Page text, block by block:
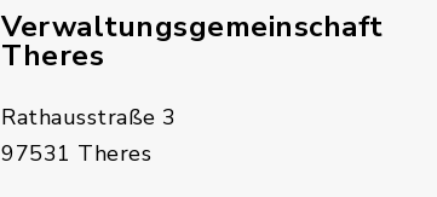
Verwaltungsgemeinschaft
Theres
Rathausstraße 3
97531 Theres